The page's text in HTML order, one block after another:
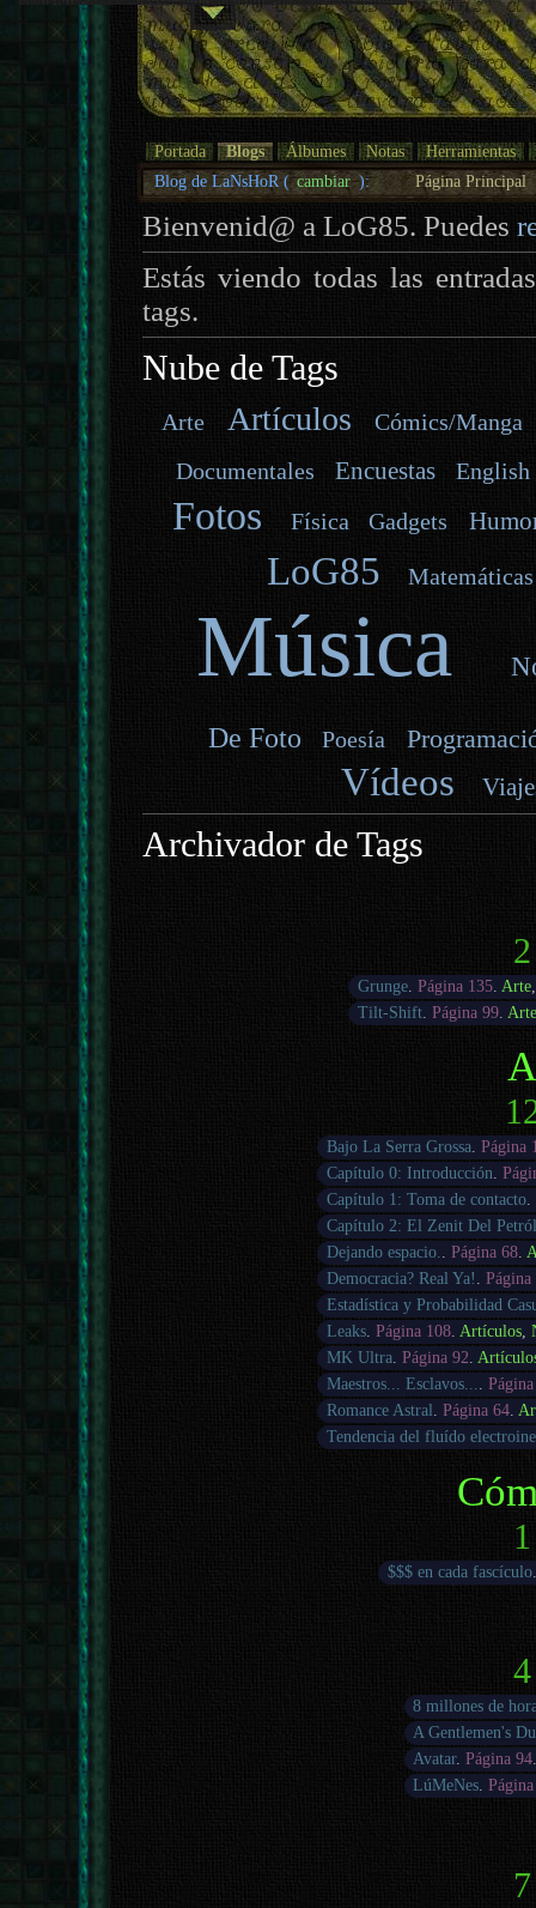
Portada Blogs Álbumes Notas
Herramientas
Blog de LaNsHoR ( cambiar ): Página Principal
Bienvenid@ a LoG85. Puedes
Estás viendo todas las
tags.
Nube de Tags
Arte Artículos Cómics/Manga
Documentales Encuestas English
Fotos Física Gadgets
LoG85 Matemáticas
Música
De Foto Poesía
Vídeos
Archivador de Tags
Grunge. Página 135. Arte
Tilt-Shift. Página 99. Arte
Bajo La Serra Grossa. Página
Capítulo 0: Introducción.
Capítulo 1: Toma de contacto.
Capítulo 2: El Zenit Del
Dejando espacio.. Página 68.
Democracia? Real Ya! . Página
Estadística y Probabilidad
Leaks. Página 108. Artículos,
MK Ultra. Página 92.
Maestros... Esclavos....
Romance Astral . Página 64.
Tendencia del fluído
$$$ en cada fascículo
8 millones de
A Gentlemen's
Avatar.Página 94
LúMeNes.